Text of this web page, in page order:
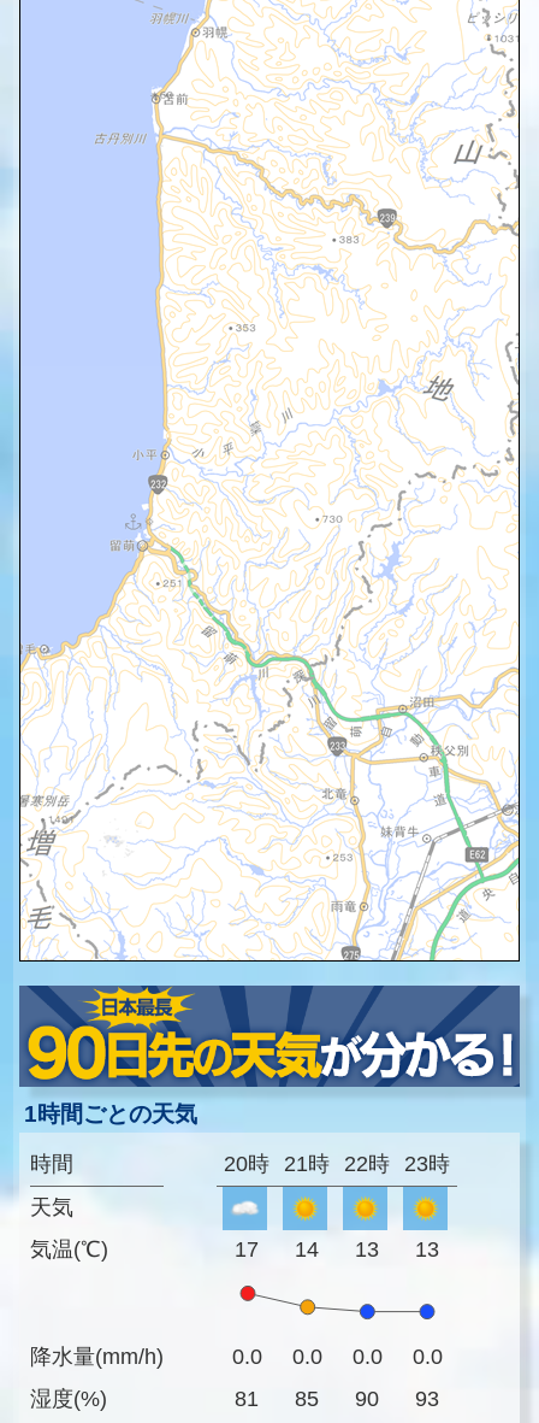
1時間ごとの天気
時間
天気
気温(℃)
降水量(mm/h)
湿度(%)
20時 21時 22時 23時
17 14 13 13
0.0 0.0 0.0
0.0
81
85 90
93